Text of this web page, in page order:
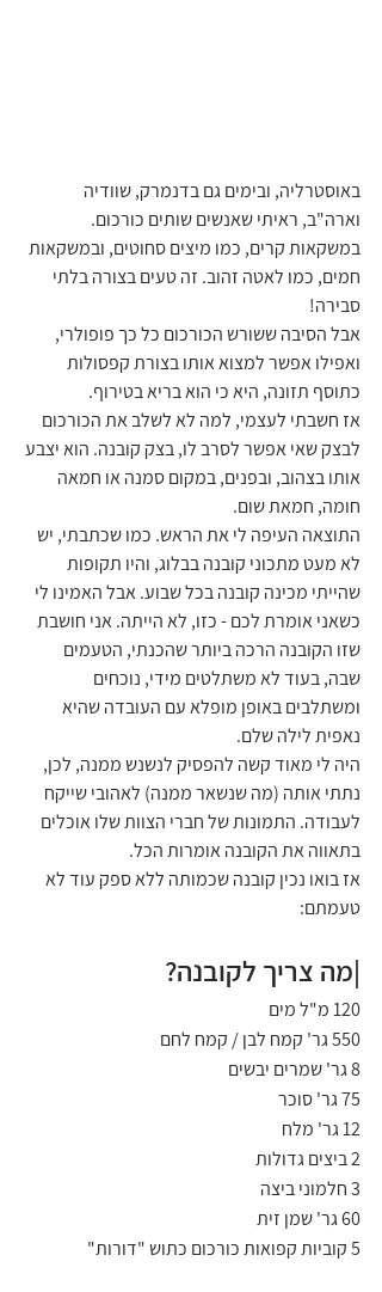
באוסטרליה, ובימים גם בדנמרק, שוודיה
וארה"ב, ראיתי שאנשים שותים כורכום.
במשקאות קרים, כמו מיצים סחוטים, ובמשקאות
חמים, כמו לאטה זהוב. זה טעים בצורה בלתי
סבירה!
אבל הסיבה ששורש הכורכום כל כך פופולרי,
ואפילו אפשר למצוא אותו בצורת קפסולות
כתוסף תזונה, היא כי הוא בריא בטירוף.
אז חשבתי לעצמי, למה לא לשלב את הכורכום
לבצק שאי אפשר לסרב לו, בצק קובנה. הוא יצבע
אותו בצהוב, ובפנים, במקום סמנה או חמאה
חומה, חמאת שום.
התוצאה העיפה לי את הראש. כמו שכתבתי, יש
לא מעט מתכוני קובנה בבלוג, והיו תקופות
שהייתי מכינה קובנה בכל שבוע. אבל האמינו לי
כשאני אומרת לכם - כזו, לא הייתה. אני חושבת
שזו הקובנה הרכה ביותר שהכנתי, הטעמים
שבה, בעוד לא משתלטים מידי, נוכחים
ומשתלבים באופן מופלא עם העובדה שהיא
נאפית לילה שלם.
היה לי מאוד קשה להפסיק לנשנש ממנה, לכן,
נתתי אותה (מה שנשאר ממנה) לאהובי שייקח
לעבודה. התמונות של חברי הצוות שלו אוכלים
בתאווה את הקובנה אומרות הכל.
אז בואו נכין קובנה שכמותה ללא ספק עוד לא
טעמתם:
|מה צריך לקובנה?
120 מ"ל מים
550 גר' קמח לבן / קמח לחם
8 גר' שמרים יבשים
75 גר' סוכר
12 גר' מלח
2 ביצים גדולות
3 חלמוני ביצה
60 גר' שמן זית
5 קוביות קפואות כורכום כתוש "דורות"